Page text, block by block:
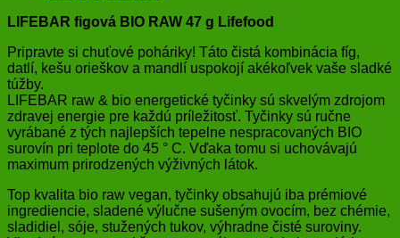
LIFEBAR figová BIO RAW 47 g Lifefood
Pripravte si chuťové poháriky! Táto čistá kombinácia fíg,
datlí, kešu orieškov a mandlí uspokojí akékoľvek vaše sladké
túžby.
LIFEBAR raw & bio energetické tyčinky sú skvelým zdrojom
zdravej energie pre každú príležitosť. Tyčinky sú ručne
vyrábané z tých najlepších tepelne nespracovaných BIO
surovín pri teplote do 45 ° C. Vďaka tomu si uchovávajú
maximum prirodzených výživných látok.
Top kvalita bio raw vegan, tyčinky obsahujú iba prémiové
ingrediencie, sladené výlučne sušeným ovocím, bez chémie,
sladidiel, sóje, stužených tukov, výhradne čisté suroviny.